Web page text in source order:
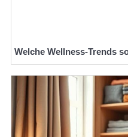
Welche Wellness-Trends